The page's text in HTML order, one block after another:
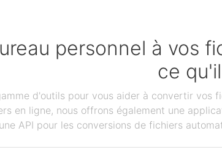
personnel à vos
ce
d'outils pour vous aider à convertir
en ligne, nous offrons également une
API pour les conversions de fichiers